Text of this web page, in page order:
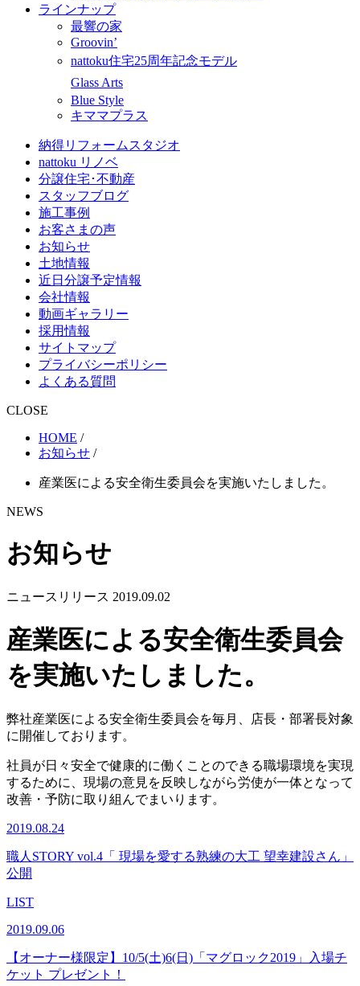
ラインナップ
最響の家
Groovin’
nattoku住宅25周年記念モデル
Glass Arts
Blue Style
キママプラス
納得リフォームスタジオ
nattoku リノベ
分譲住宅･不動産
スタッフブログ
施工事例
お客さまの声
お知らせ
土地情報
近日分譲予定情報
会社情報
動画ギャラリー
採用情報
サイトマップ
プライバシーポリシー
よくある質問
CLOSE
HOME /
お知らせ /
産業医による安全衛生委員会を実施いたしました。
NEWS
お知らせ
ニュースリリース 2019.09.02
産業医による安全衛生委員会
を実施いたしました。
弊社産業医による安全衛生委員会を毎月、店長・部署長対象
に開催しております。
社員が日々安全で健康的に働くことのできる職場環境を実現
するために、現場の意見を反映しながら労使が一体となって
改善・予防に取り組んでまいります。
2019.08.24
職人STORY vol.4「 現場を愛する熟練の大工 望幸建設さん」
公開
LIST
2019.09.06
【オーナー様限定】10/5(土)6(日)「マグロック2019」入場チ
ケット プレゼント！